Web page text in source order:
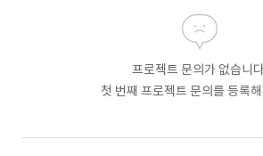
프로젝트 문의가 없습니
첫 번째 프로젝트 문의를 등록